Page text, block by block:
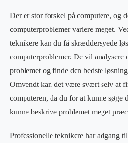
Der er stor forskel på computere, og
computerproblemer variere meget.
teknikere kan du få skræddersyede
computerproblemer. De vil analysere
problemet og finde den bedste
Omvendt kan det være svært selv at
computeren, da du for at kunne søge
kunne beskrive problemet meget
Professionelle teknikere har adgang